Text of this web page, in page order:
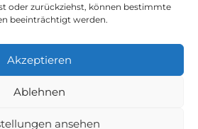
oder zurückziehst, können bestimmte
beeinträchtigt werden.
Akzeptieren
Ablehnen
ansehen